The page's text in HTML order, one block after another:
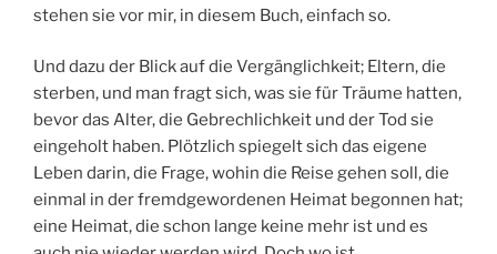
stehen sie vor mir, in diesem Buch, einfach so.
Und dazu der Blick auf die Vergänglichkeit; Eltern, die
sterben, und man fragt sich, was sie für Träume hatten,
bevor das Alter, die Gebrechlichkeit und der Tod sie
eingeholt haben. Plötzlich spiegelt sich das eigene
Leben darin, die Frage, wohin die Reise gehen soll, die
einmal in der fremdgewordenen Heimat begonnen hat;
eine Heimat, die schon lange keine mehr ist und es